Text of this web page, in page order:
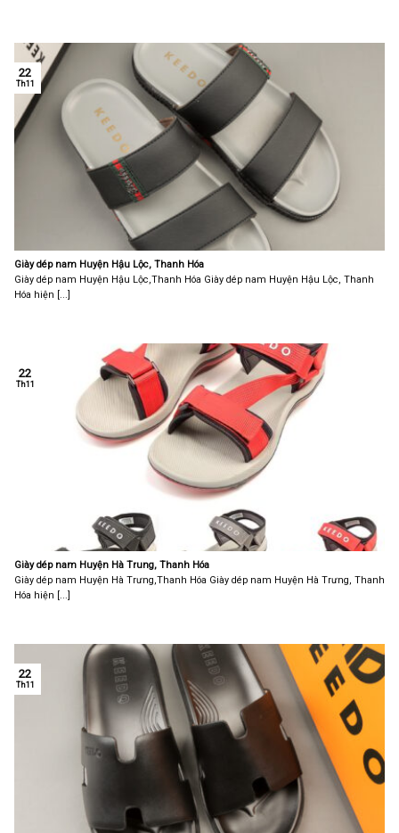
Giày dép nam Huyện Hậu Lộc, Thanh Hóa
Giày dép nam Huyện Hậu Lộc,Thanh Hóa Giày dép nam Huyện Hậu Lộc, Thanh
Hóa hiện [...]
22
Th11
Giày dép nam Huyện Hà Trung, Thanh Hóa
Giày dép nam Huyện Hà Trưng,Thanh Hóa Giày dép nam Huyện Hà Trưng, Thanh
Hóa hiện [...]
22
Th11
22
Th11